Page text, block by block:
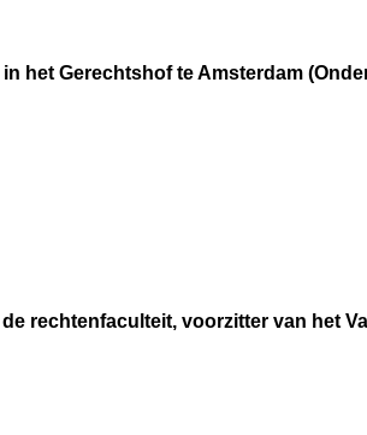
het Gerechtshof te Amsterdam
rechtenfaculteit, voorzitter van het